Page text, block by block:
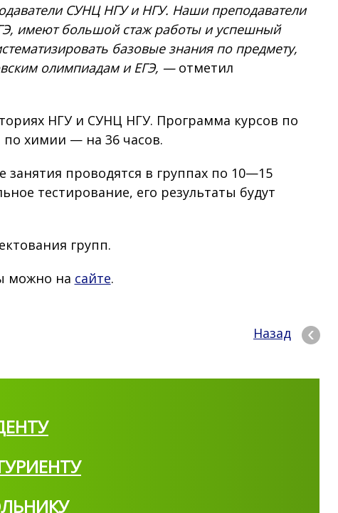
СУНЦ НГУ и НГУ. Наши преподаватели
имеют большой стаж работы и успешный
базовые знания по предмету,
олимпиадам и ЕГЭ, — отметил
НГУ и СУНЦ НГУ. Программа курсов по
по химии — на 36 часов.
занятия проводятся в группах по 10—15
тестирование, его результаты будут
групп.
можно на сайте.
Назад